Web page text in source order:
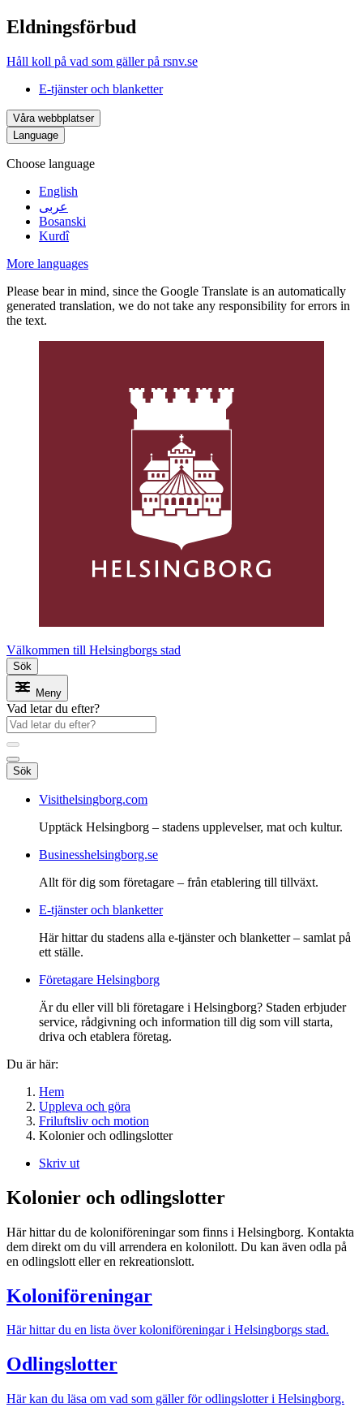
Eldningsförbud
Håll koll på vad som gäller på rsnv.se
E-tjänster och blanketter
Våra webbplatser
Language
Choose language
English
عربى
Bosanski
Kurdî
More languages
Please bear in mind, since the Google Translate is an automatically
generated translation, we do not take any responsibility for errors in
the text.
Välkommen till Helsingborgs stad
Sök
Meny
Vad letar du efter?
Sök
Visithelsingborg.com
Upptäck Helsingborg – stadens upplevelser, mat och kultur.
Businesshelsingborg.se
Allt för dig som företagare – från etablering till tillväxt.
E-tjänster och blanketter
Här hittar du stadens alla e-tjänster och blanketter – samlat på
ett ställe.
Företagare Helsingborg
Är du eller vill bli företagare i Helsingborg? Staden erbjuder
service, rådgivning och information till dig som vill starta,
driva och etablera företag.
Du är här:
Hem
Uppleva och göra
Friluftsliv och motion
Kolonier och odlingslotter
Skriv ut
Kolonier och odlingslotter
Här hittar du de koloniföreningar som finns i Helsingborg. Kontakta
dem direkt om du vill arrendera en kolonilott. Du kan även odla på
en odlingslott eller en rekreationslott.
Koloniföreningar
Här hittar du en lista över koloniföreningar i Helsingborgs stad.
Odlingslotter
Här kan du läsa om vad som gäller för odlingslotter i Helsingborg.